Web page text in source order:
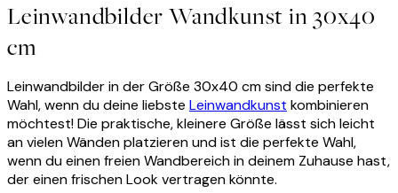
Leinwandbilder Wandkunst in 30x40
cm
Leinwandbilder in der Größe 30x40 cm sind die perfekte
Wahl, wenn du deine liebste Leinwandkunst kombinieren
möchtest! Die praktische, kleinere Größe lässt sich leicht
an vielen Wänden platzieren und ist die perfekte Wahl,
wenn du einen freien Wandbereich in deinem Zuhause hast,
der einen frischen Look vertragen könnte.